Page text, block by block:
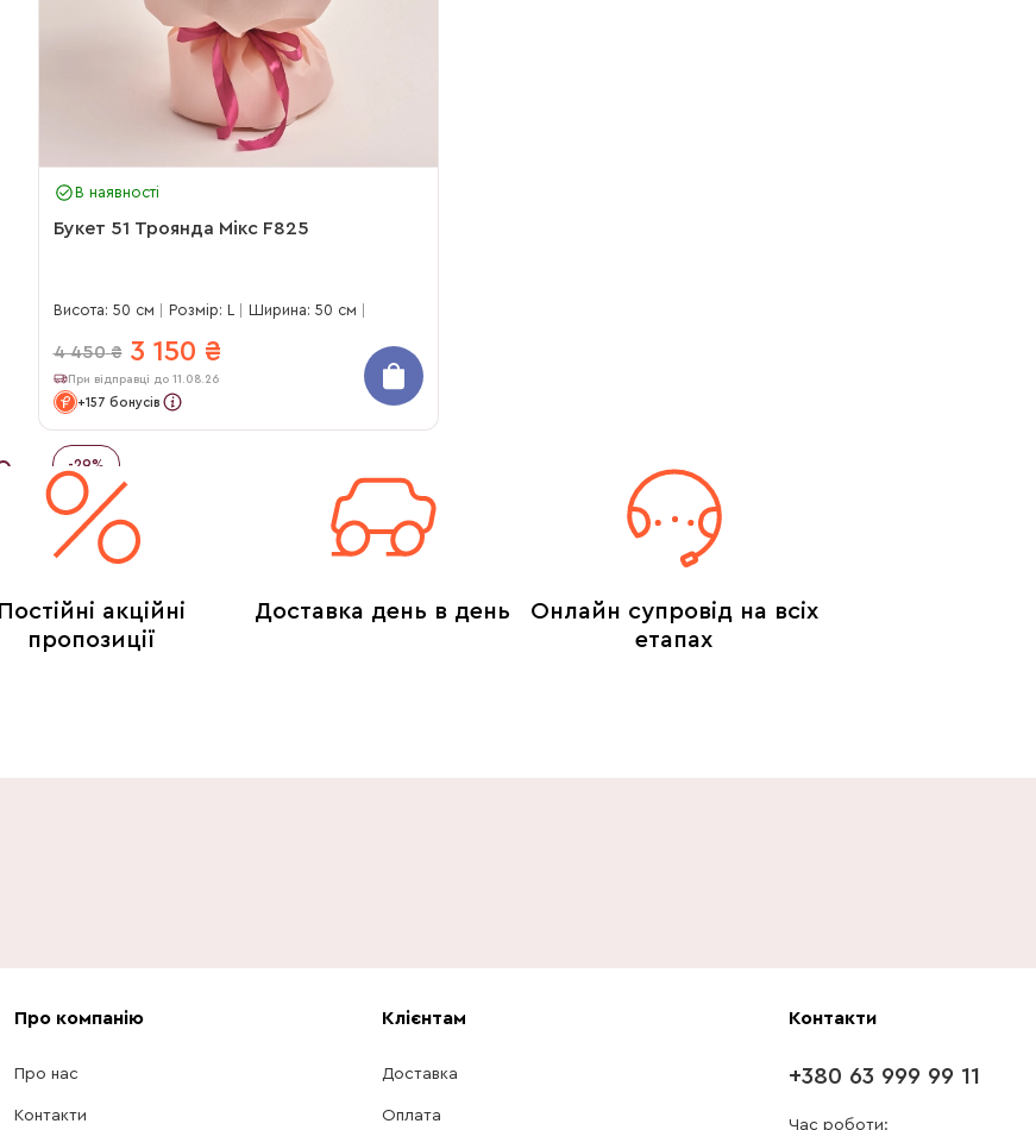
В наявності
Букет 51 Троянда Мікс F825
Висота: 50 см Розмір: L Ширина: 50 см
4 450 ₴ 3 150 ₴
При відправці до 11.08.26
+157 бонусів
-29%
Постійні акційні
пропозиції
Доставка день в день
Онлайн супровід на всіх
етапах
Про компанію
Про нас
Контакти
Клієнтам
Доставка
Оплата
Контакти
+380 63 999 99 11
Час роботи: